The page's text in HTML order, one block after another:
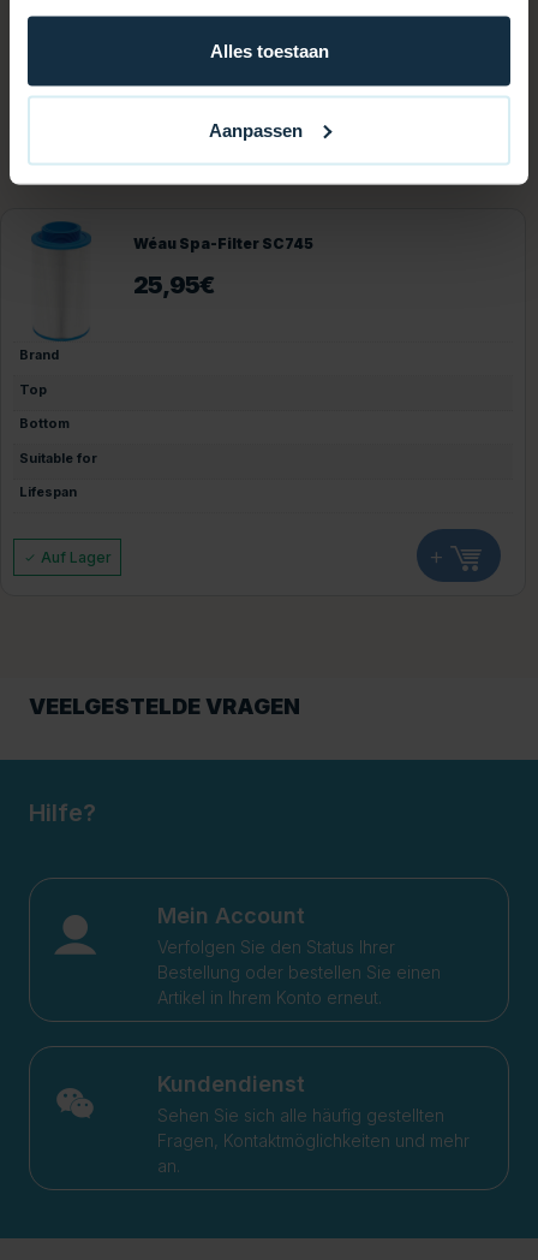
Alles toestaan
Aanpassen
Vielleicht gefällt Ihnen das auch
Wéau Spa-Filter SC745
25,95€
Brand
Top
Bottom
Suitable for
Lifespan
Auf Lager +
VEELGESTELDE VRAGEN
Hilfe?
Mein Account
Verfolgen Sie den Status Ihrer
Bestellung oder bestellen Sie einen
Artikel in Ihrem Konto erneut.
Kundendienst
Sehen Sie sich alle häufig gestellten
Fragen, Kontaktmöglichkeiten und mehr
an.